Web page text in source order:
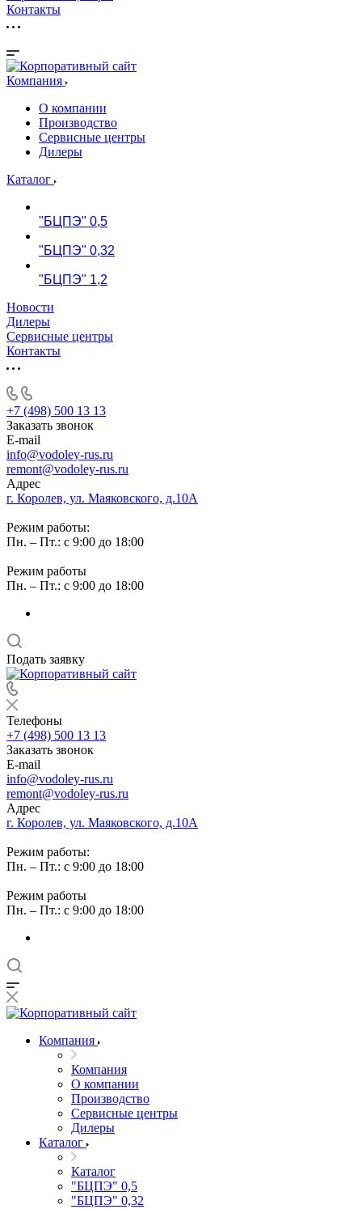
Контакты
Компания
О компании
Производство
Сервисные центры
Дилеры
Каталог
"БЦПЭ" 0,5
"БЦПЭ" 0,32
"БЦПЭ" 1,2
Новости
Дилеры
Сервисные центры
Контакты
+7 (498) 500 13 13
Заказать звонок
E-mail
info@vodoley-rus.ru
remont@vodoley-rus.ru
Адрес
г. Королев, ул. Маяковского, д.10А
Режим работы:
Пн. – Пт.: с 9:00 до 18:00
Режим работы
Пн. – Пт.: с 9:00 до 18:00
Подать заявку
Телефоны
+7 (498) 500 13 13
Заказать звонок
E-mail
info@vodoley-rus.ru
remont@vodoley-rus.ru
Адрес
г. Королев, ул. Маяковского, д.10А
Режим работы:
Пн. – Пт.: с 9:00 до 18:00
Режим работы
Пн. – Пт.: с 9:00 до 18:00
Компания
Компания
О компании
Производство
Сервисные центры
Дилеры
Каталог
Каталог
"БЦПЭ" 0,5
"БЦПЭ" 0,32